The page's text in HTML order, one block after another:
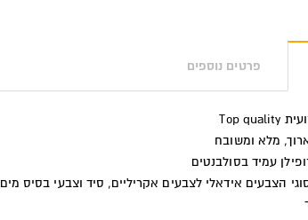
פרטים נוספים
מלא ומשובח
עמיד בסולבנטים
הצבעים אידאלי לצבעים אקריליים, סיד וצבעי בסיס מים